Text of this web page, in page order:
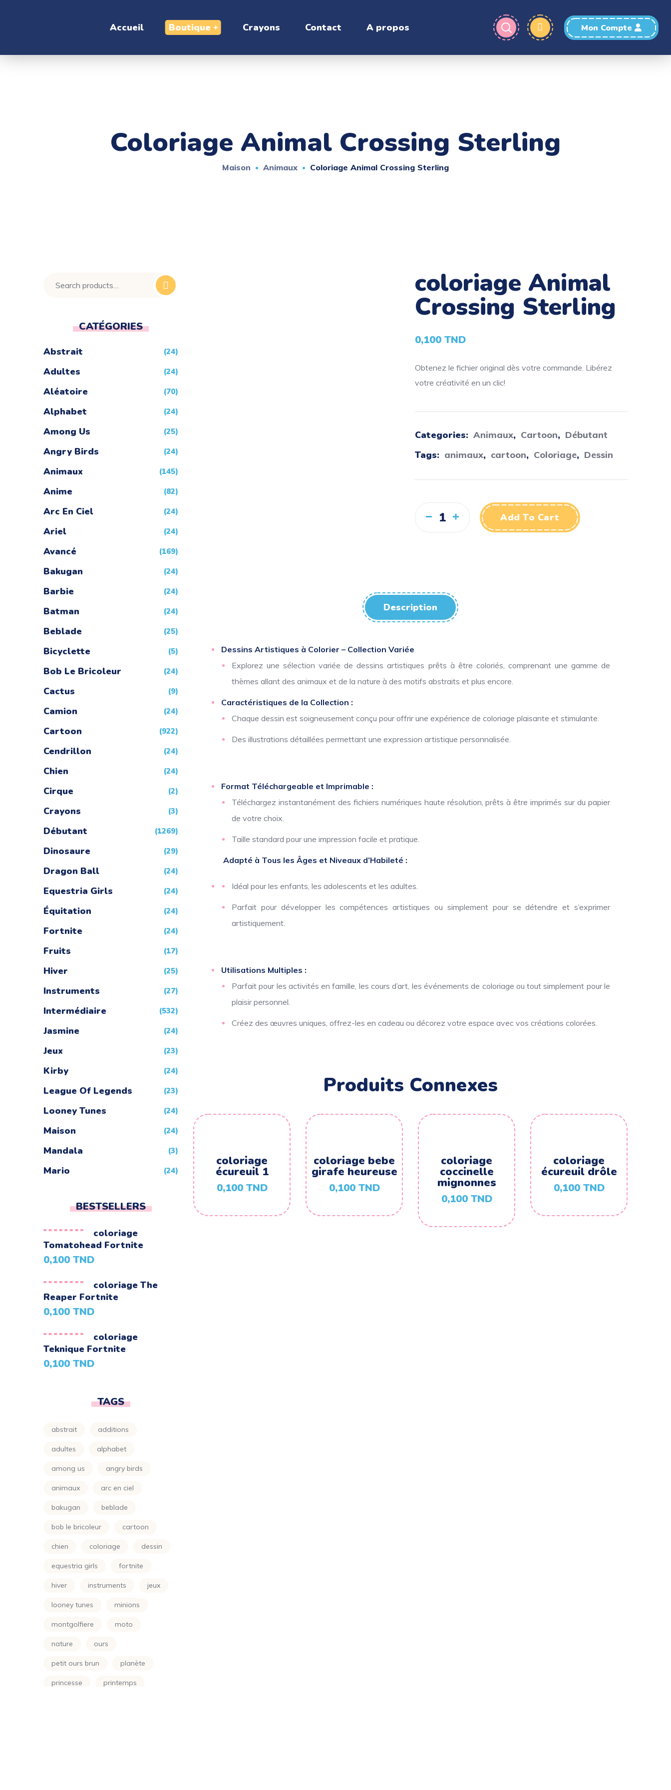
Accueil Boutique Crayons Contact A propos Mon Compte
Coloriage Animal Crossing Sterling
Maison Animaux Coloriage Animal Crossing Sterling
coloriage Animal
Crossing Sterling
0,100 TND
Obtenez le fichier original dès votre commande. Libérez
votre créativité en un clic!
Categories: Animaux, Cartoon, Débutant
Tags: animaux, cartoon, Coloriage, Dessin
Add To Cart
Description
Dessins Artistiques à Colorier – Collection Variée
Explorez une sélection variée de dessins artistiques prêts à être coloriés, comprenant une gamme de
thèmes allant des animaux et de la nature à des motifs abstraits et plus encore.
Caractéristiques de la Collection :
Chaque dessin est soigneusement conçu pour offrir une expérience de coloriage plaisante et stimulante.
Des illustrations détaillées permettant une expression artistique personnalisée.
Format Téléchargeable et Imprimable :
Téléchargez instantanément des fichiers numériques haute résolution, prêts à être imprimés sur du papier
de votre choix.
Taille standard pour une impression facile et pratique.
Adapté à Tous les Âges et Niveaux d’Habileté :
Idéal pour les enfants, les adolescents et les adultes.
Parfait pour développer les compétences artistiques ou simplement pour se détendre et s’exprimer
artistiquement.
Utilisations Multiples :
Parfait pour les activités en famille, les cours d’art, les événements de coloriage ou tout simplement pour le
plaisir personnel.
Créez des œuvres uniques, offrez-les en cadeau ou décorez votre espace avec vos créations colorées.
Produits Connexes
coloriage
écureuil 1
0,100 TND
coloriage bebe
girafe heureuse
0,100 TND
coloriage
coccinelle
mignonnes
0,100 TND
coloriage
écureuil drôle
0,100 TND
CATÉGORIES
Abstrait (24)
Adultes (24)
Aléatoire (70)
Alphabet (24)
Among Us (25)
Angry Birds (24)
Animaux (145)
Anime (82)
Arc En Ciel (24)
Ariel (24)
Avancé (169)
Bakugan (24)
Barbie (24)
Batman (24)
Beblade (25)
Bicyclette (5)
Bob Le Bricoleur (24)
Cactus (9)
Camion (24)
Cartoon (922)
Cendrillon (24)
Chien (24)
Cirque (2)
Crayons (3)
Débutant (1269)
Dinosaure (29)
Dragon Ball (24)
Equestria Girls (24)
Équitation (24)
Fortnite (24)
Fruits (17)
Hiver (25)
Instruments (27)
Intermédiaire (532)
Jasmine (24)
Jeux (23)
Kirby (24)
League Of Legends (23)
Looney Tunes (24)
Maison (24)
Mandala (3)
Mario (24)
Minions
Montgolfiere
Moto
Nature
Night Funkin
One Piece
Parapluie
Petit Ours Brun
Power Rangers
Princesse
Printemps
Pro
Raiponce
Rose
Scooby Doo
Shimer Et Shine
Simpson
Smurf
Soleil
Sonic
Spongbob
Sports
Star Wars
BESTSELLERS
coloriage
Tomatohead Fortnite
0,100 TND
coloriage The
Reaper Fortnite
0,100 TND
coloriage
Teknique Fortnite
0,100 TND
TAGS
abstrait additions
adultes alphabet
among us angry birds
animaux arc en ciel
bakugan beblade
bob le bricoleur cartoon
chien coloriage dessin
equestria girls fortnite
hiver instruments jeux
looney tunes minions
montgolfiere moto
nature ours
petit ours brun planète
princesse printemps